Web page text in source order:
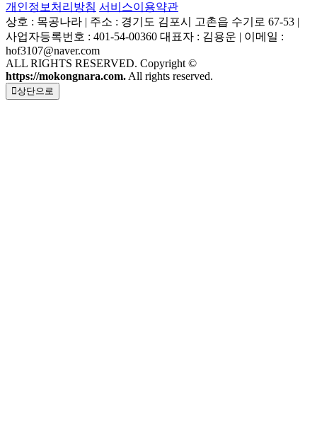
개인정보처리방침 서비스이용약관
상호 : 목공나라 | 주소 : 경기도 김포시 고촌읍 수기로 67-53 |
사업자등록번호 : 401-54-00360 대표자 : 김용운 | 이메일 :
hof3107@naver.com
ALL RIGHTS RESERVED. Copyright ©
https://mokongnara.com. All rights reserved.
상단으로